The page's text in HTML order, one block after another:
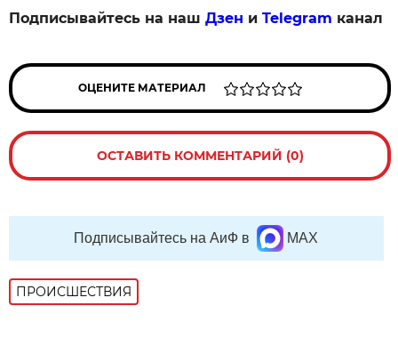
Подписывайтесь на нашДзен иTelegram канал
ОЦЕНИТЕ МАТЕРИАЛ
ОСТАВИТЬ КОММЕНТАРИЙ (0)
Подписывайтесь на АиФ в MAX
ПРОИСШЕСТВИЯ